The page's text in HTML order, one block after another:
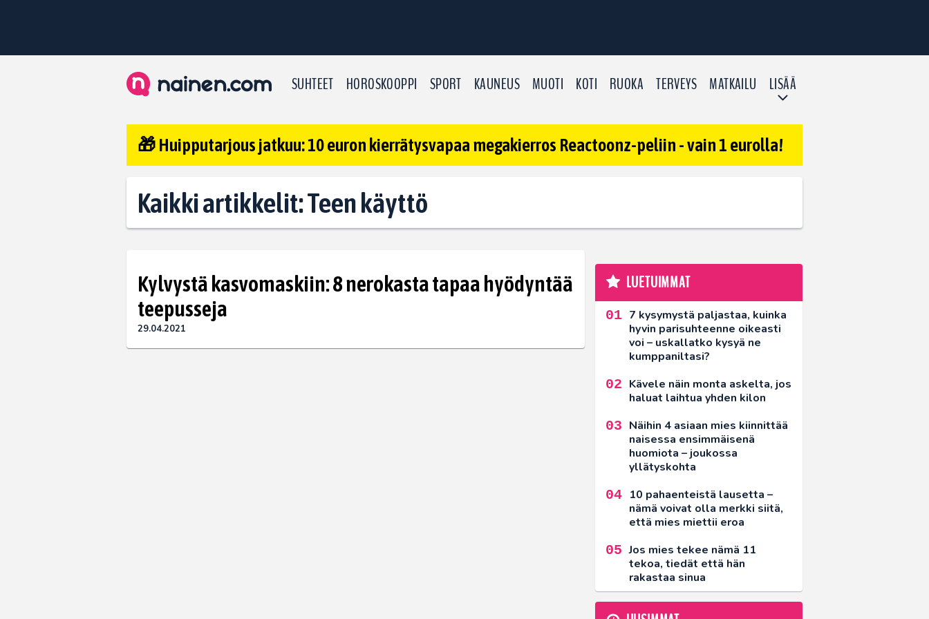
SUHTEET HOROSKOOPPI SPORT KAUNEUS MUOTI KOTI RUOKA TERVEYS MATKAILU LISÄÄ
🎁 Huipputarjous jatkuu: 10 euron kierrätysvapaa megakierros Reactoonz-peliin - vain 1 eurolla!
Kaikki artikkelit: Teen käyttö
Kylvystä kasvomaskiin: 8 nerokasta tapaa hyödyntää
teepusseja
29.04.2021
LUETUIMMAT
7 kysymystä paljastaa, kuinka
hyvin parisuhteenne oikeasti
voi – uskallatko kysyä ne
kumppaniltasi?
Kävele näin monta askelta, jos
haluat laihtua yhden kilon
Näihin 4 asiaan mies kiinnittää
naisessa ensimmäisenä
huomiota – joukossa
yllätyskohta
10 pahaenteistä lausetta –
nämä voivat olla merkki siitä,
että mies miettii eroa
Jos mies tekee nämä 11
tekoa, tiedät että hän
rakastaa sinua